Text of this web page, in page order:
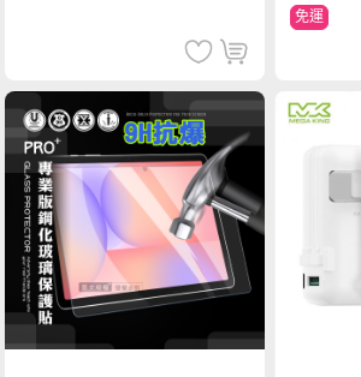
免運